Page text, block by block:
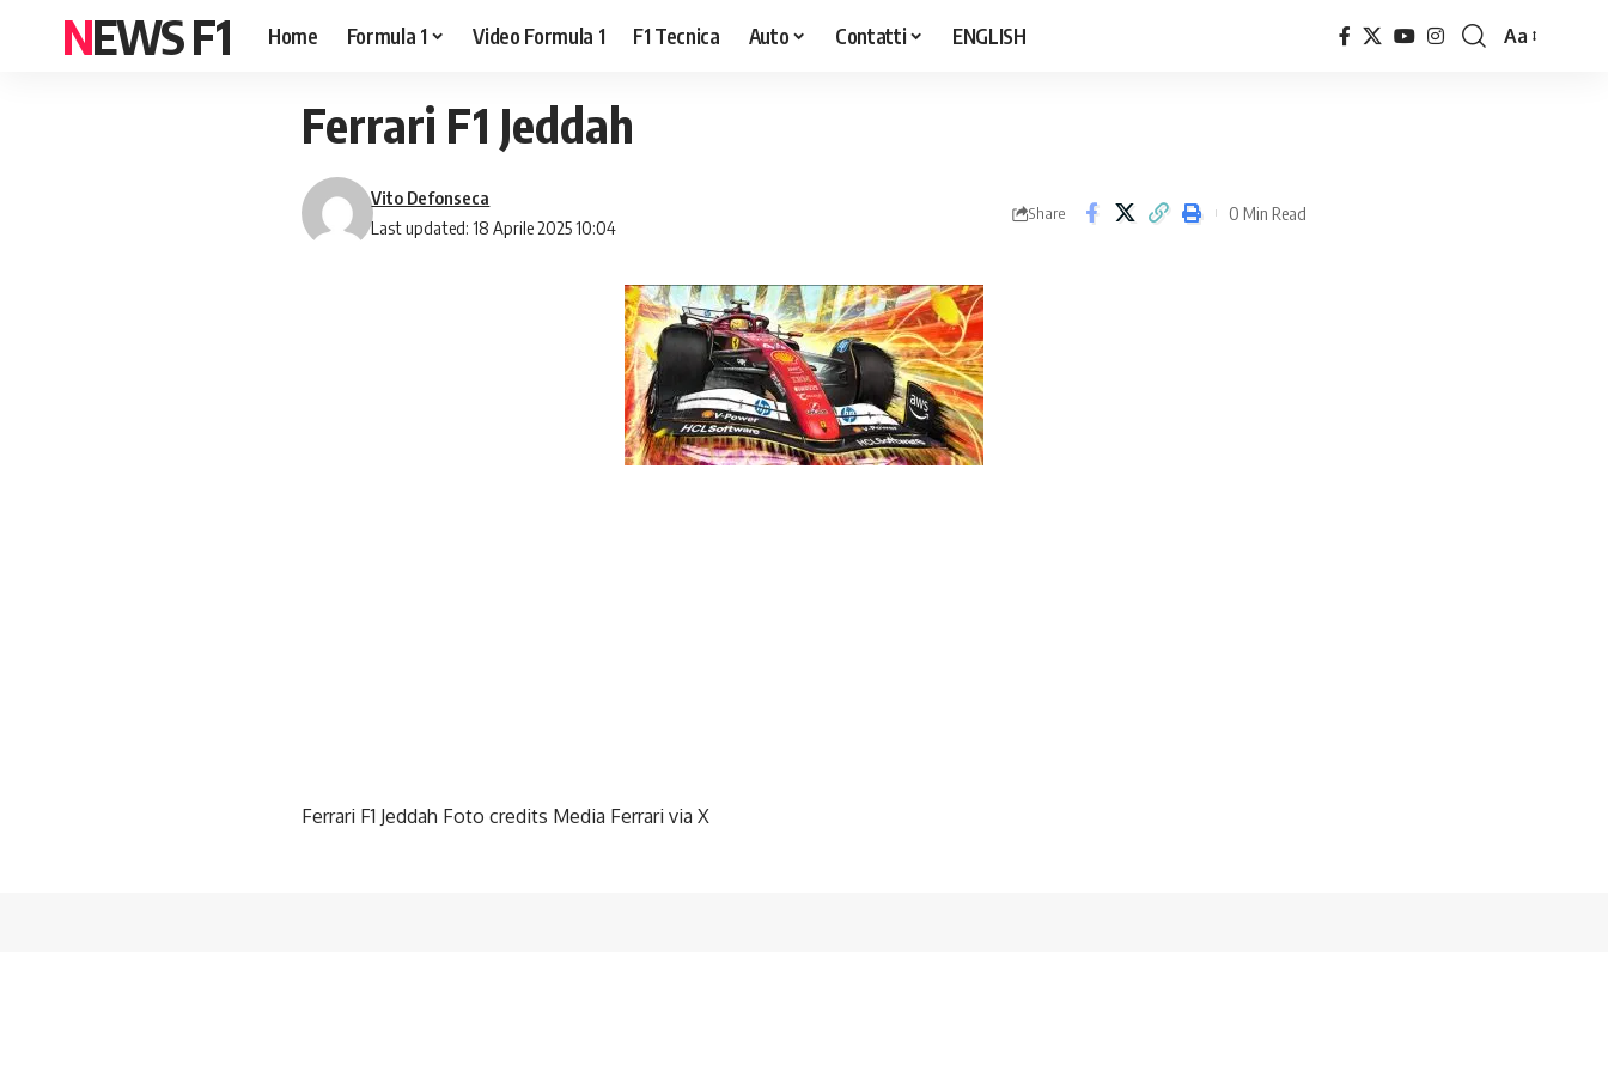
NEWS F1 Home Formula 1 Video Formula 1 F1 Tecnica Auto Contatti ENGLISH
Font
Aa
Ferrari F1 Jeddah
Last updated: 18 Aprile 2025 10:04
Vito Defonseca
Share 0 Min Read
Ferrari F1 Jeddah Foto credits Media Ferrari via X